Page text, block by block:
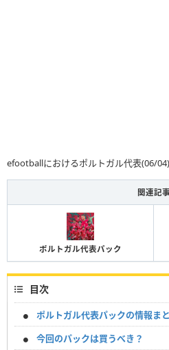
efootballにおけるポルトガル代表(06/
関連記事
ポルトガル代表パック
目次
ポルトガル代表パックの情報ま
今回のパックは買うべき？